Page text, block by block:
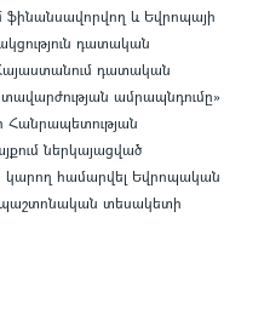
ֆինանսավորվող և Եվրոպայի
դատական
դատական
ամրապնդումը»
Հանրապետության
ներկայացված
կարող համարվել Եվրոպական
պաշտոնական տեսակետի